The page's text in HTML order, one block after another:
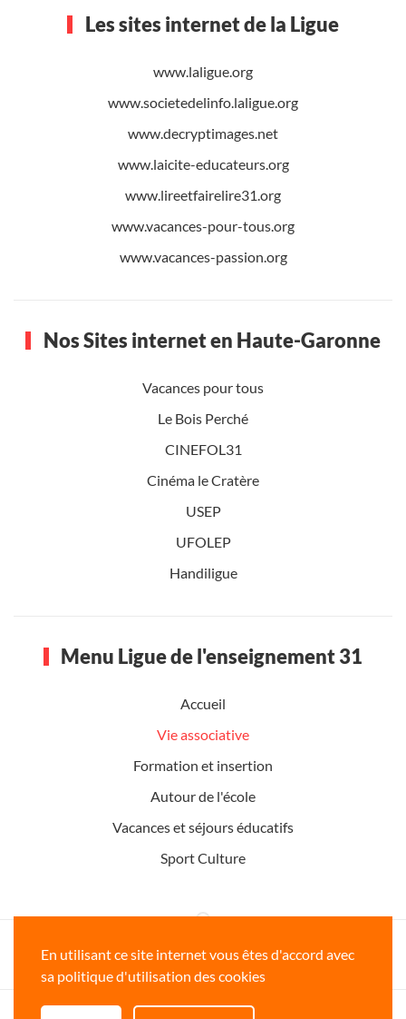
Les sites internet de la Ligue
www.laligue.org
www.societedelinfo.laligue.org
www.decryptimages.net
www.laicite-educateurs.org
www.lireetfairelire31.org
www.vacances-pour-tous.org
www.vacances-passion.org
Nos Sites internet en Haute-Garonne
Vacances pour tous
Le Bois Perché
CINEFOL31
Cinéma le Cratère
USEP
UFOLEP
Handiligue
Menu Ligue de l'enseignement 31
Accueil
Vie associative
Formation et insertion
Autour de l'école
Vacances et séjours éducatifs
Sport Culture
Garonne www.ligue31.org
En utilisant ce site internet vous êtes d'accord avec
sa politique d'utilisation des cookies